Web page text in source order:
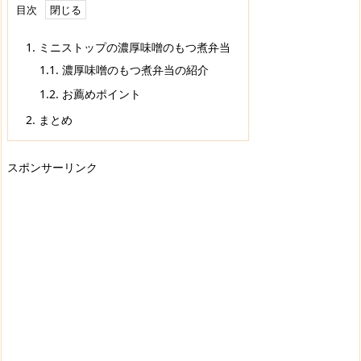
目次
1. ミニストップの濃厚味噌のもつ煮弁当
1.1. 濃厚味噌のもつ煮弁当の紹介
1.2. お薦めポイント
2. まとめ
スポンサーリンク